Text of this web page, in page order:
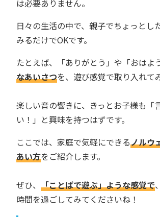
は必要ありません。
日々の生活の中で、親子でちょっとし
みるだけでOKです。
たとえば、「ありがとう」や「おはよ
なあいさつを、遊び感覚で取り入れて
楽しい音の響きに、きっとお子様も「
い！」と興味を持つはずです。
ここでは、家庭で気軽にできるノルウ
あい方をご紹介します。
ぜひ、 「ことばで遊ぶ」ような感覚で
時間を過ごしてみてくださいね！